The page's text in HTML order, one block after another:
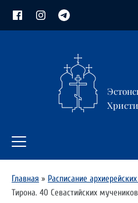
Главная » Расписание
Тирона. 40 Севастийских мучеников